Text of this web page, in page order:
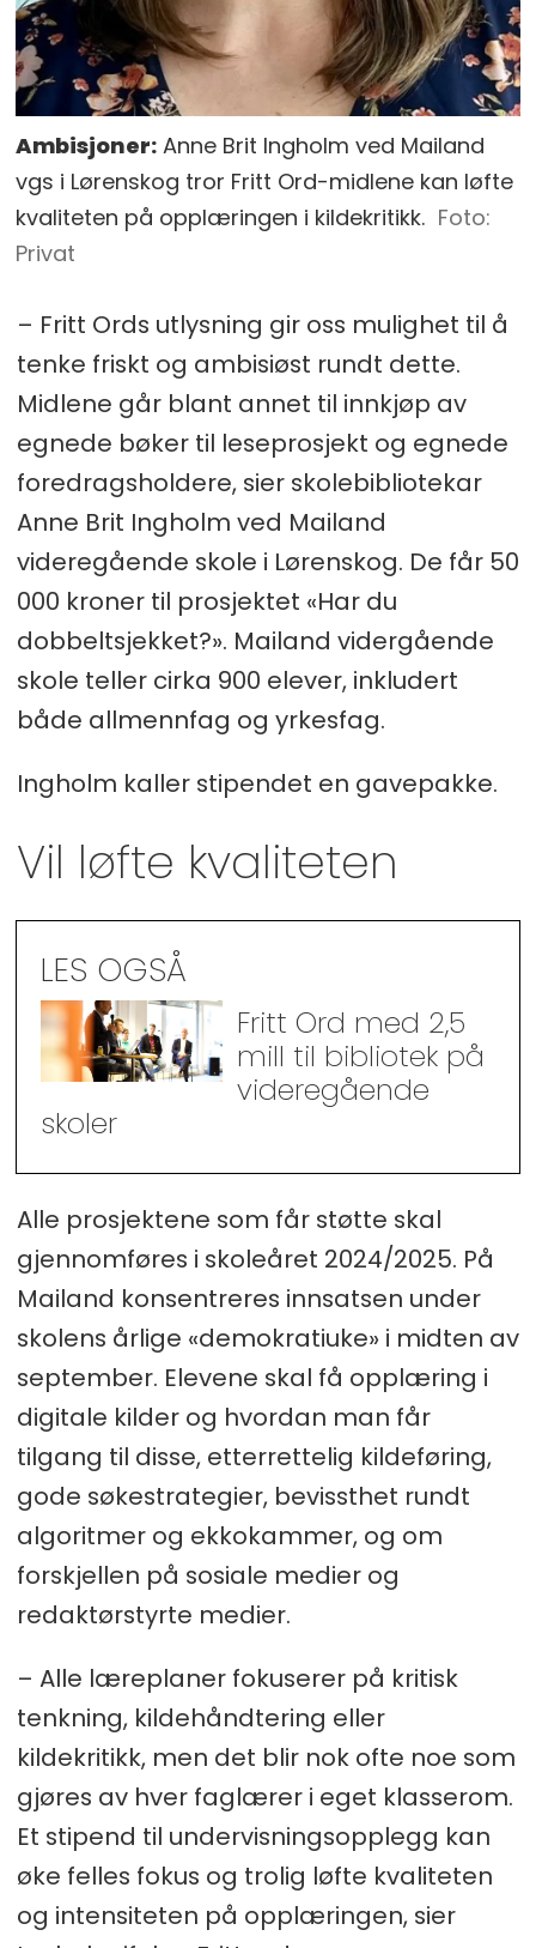
Ambisjoner: Anne Brit Ingholm ved Mailand
vgs i Lørenskog tror Fritt Ord-midlene kan løfte
kvaliteten på opplæringen i kildekritikk.
Privat
– Fritt Ords utlysning gir oss mulighet til å
tenke friskt og ambisiøst rundt dette.
Midlene går blant annet til innkjøp av
egnede bøker til leseprosjekt og egnede
foredragsholdere, sier skolebibliotekar
Anne Brit Ingholm ved Mailand
videregående skole i Lørenskog. De får 50
000 kroner til prosjektet «Har du
dobbeltsjekket?». Mailand vidergående
skole teller cirka 900 elever, inkludert
både allmennfag og yrkesfag.
Ingholm kaller stipendet en gavepakke.
Vil løfte kvaliteten
LES OGSÅ
Fritt Ord med 2,5
mill til bibliotek på
videregående
skoler
Alle prosjektene som får støtte skal
gjennomføres i skoleåret 2024/2025. På
Mailand konsentreres innsatsen under
skolens årlige «demokratiuke» i midten av
september. Elevene skal få opplæring i
digitale kilder og hvordan man får
tilgang til disse, etterrettelig kildeføring,
gode søkestrategier, bevissthet rundt
algoritmer og ekkokammer, og om
forskjellen på sosiale medier og
redaktørstyrte medier.
– Alle læreplaner fokuserer på kritisk
tenkning, kildehåndtering eller
kildekritikk, men det blir nok ofte noe som
gjøres av hver faglærer i eget klasserom.
Et stipend til undervisningsopplegg kan
øke felles fokus og trolig løfte kvaliteten
og intensiteten på opplæringen, sier